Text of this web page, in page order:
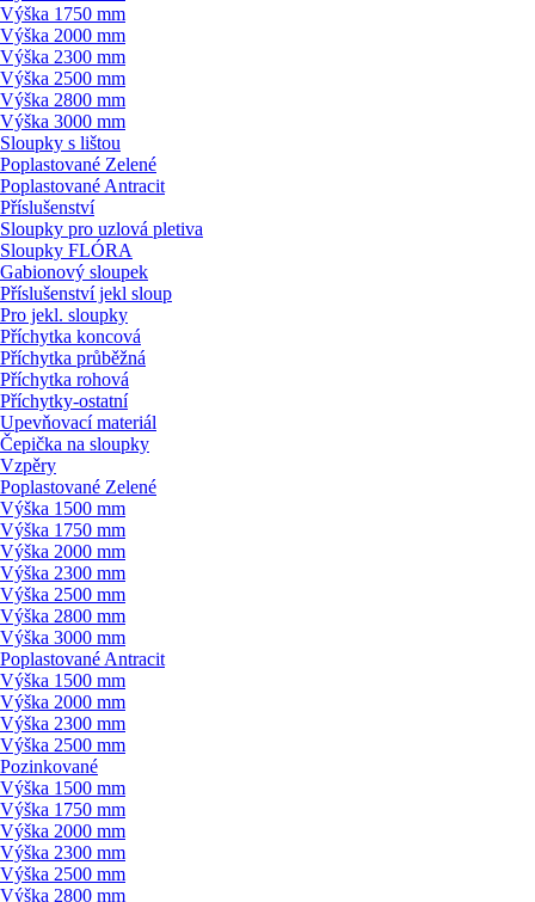
Výška 1750 mm
Výška 2000 mm
Výška 2300 mm
Výška 2500 mm
Výška 2800 mm
Výška 3000 mm
Sloupky s lištou
Poplastované Zelené
Poplastované Antracit
Příslušenství
Sloupky pro uzlová pletiva
Sloupky FLÓRA
Gabionový sloupek
Příslušenství jekl sloup
Pro jekl. sloupky
Příchytka koncová
Příchytka průběžná
Příchytka rohová
Příchytky-ostatní
Upevňovací materiál
Čepička na sloupky
Vzpěry
Poplastované Zelené
Výška 1500 mm
Výška 1750 mm
Výška 2000 mm
Výška 2300 mm
Výška 2500 mm
Výška 2800 mm
Výška 3000 mm
Poplastované Antracit
Výška 1500 mm
Výška 2000 mm
Výška 2300 mm
Výška 2500 mm
Pozinkované
Výška 1500 mm
Výška 1750 mm
Výška 2000 mm
Výška 2300 mm
Výška 2500 mm
Výška 2800 mm